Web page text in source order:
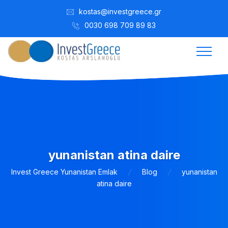
kostas@investgreece.gr
0030 698 709 89 83
yunanistan atina daire
Invest Greece Yunanistan Emlak Blog
yunanistan
atina daire